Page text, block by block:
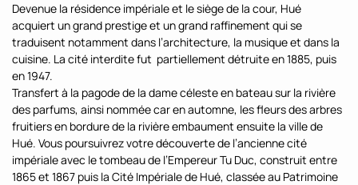
Devenue la résidence impériale et le siège de la cour, Hué
acquiert un grand prestige et un grand raffinement qui se
traduisent notamment dans l’architecture, la musique et dans la
cuisine. La cité interdite fut partiellement détruite en 1885, puis
en 1947.
Transfert à la pagode de la dame céleste en bateau sur la rivière
des parfums, ainsi nommée car en automne, les fleurs des arbres
fruitiers en bordure de la rivière embaument ensuite la ville de
Hué. Vous poursuivrez votre découverte de l’ancienne cité
impériale avec le tombeau de l’Empereur Tu Duc, construit entre
1865 et 1867 puis la Cité Impériale de Hué, classée au Patrimoine